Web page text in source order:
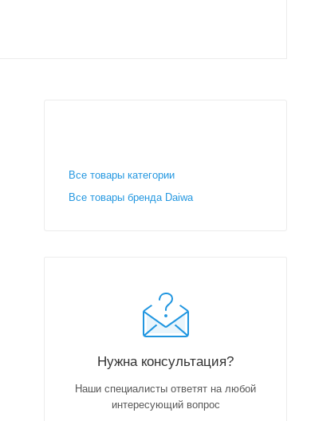
Все товары категории
Все товары бренда Daiwa
Нужна консультация?
Наши специалисты ответят на любой
интересующий вопрос